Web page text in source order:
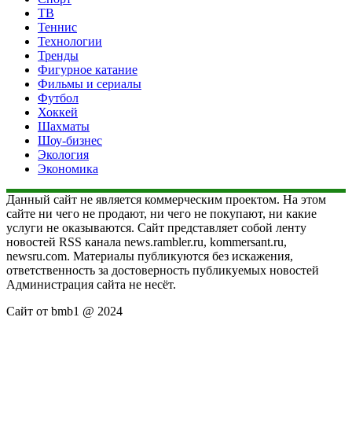
ТВ
Теннис
Технологии
Тренды
Фигурное катание
Фильмы и сериалы
Футбол
Хоккей
Шахматы
Шоу-бизнес
Экология
Экономика
Данный сайт не является коммерческим проектом. На этом
сайте ни чего не продают, ни чего не покупают, ни какие
услуги не оказываются. Сайт представляет собой ленту
новостей RSS канала news.rambler.ru, kommersant.ru,
newsru.com. Материалы публикуются без искажения,
ответственность за достоверность публикуемых новостей
Администрация сайта не несёт.
Сайт от bmb1 @ 2024